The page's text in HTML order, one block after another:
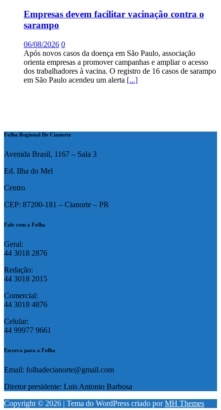
Empresas devem facilitar vacinação contra o
sarampo
06/08/2026 0
Após novos casos da doença em São Paulo, associação
orienta empresas a promover campanhas e ampliar o acesso
dos trabalhadores à vacina. O registro de 16 casos de sarampo
em São Paulo acendeu um alerta [...]
Folha Regional De Cianorte
Avenida Brasil, 1167 – Sala 3
Ed. Ilha do Mel
Centro
CEP: 87200-181 – Cianorte – PR
Fale com a Folha
Geral:
44 3018 2876
Redação:
44 3018 2015
Comercial:
44 3018 4876
Celular:
44 99977 9661
Escreva para a Folha
Email: folhadecianorte@gmail.com
Diretor presidente: Luis Antonio Barbosa
Copyright © 2026 | Tema do WordPress criado porMH Themes